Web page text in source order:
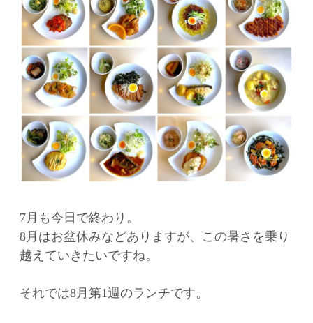
7月も今日で終わり。
8月はお盆休みなどありますが、この暑さを乗り
越えていきたいですね。
それでは8月第1週のランチです。